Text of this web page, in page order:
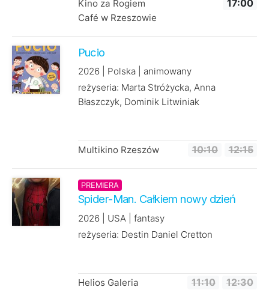
Kino za Rogiem
Café w Rzeszowie
17:00
Pucio
2026 | Polska | animowany
reżyseria: Marta Stróżycka, Anna
Błaszczyk, Dominik Litwiniak
Multikino Rzeszów 10:10 12:15
PREMIERA
Spider-Man. Całkiem nowy dzień
2026 | USA | fantasy
reżyseria: Destin Daniel Cretton
Helios Galeria
11:10
12:30